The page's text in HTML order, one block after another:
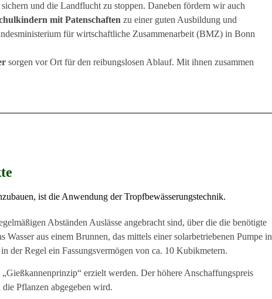
und die Landflucht zu stoppen. Daneben fördern wir auch
mit Patenschaften zu einer guten Ausbildung und
für wirtschaftliche Zusammenarbeit (BMZ) in Bonn
sorgen vor Ort für den reibungslosen Ablauf. Mit ihnen zusammen
ist die Anwendung der Tropfbewässerungstechnik.
Abständen Auslässe angebracht sind, über die die benötigte
aus einem Brunnen, das mittels einer solarbetriebenen Pumpe in
der Regel ein Fassungsvermögen von ca. 10 Kubikmetern.
erzielt werden. Der höhere Anschaffungspreis
die Pflanzen abgegeben wird.